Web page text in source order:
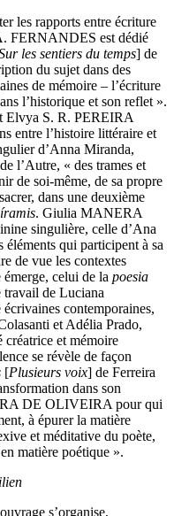
les rapports entre écriture
FERNANDES est dédié
les sentiers du temps] de
du sujet dans des
de mémoire – l’écriture
l’historique et son reflet ».
Elvya S. R. PEREIRA
entre l’histoire littéraire et
d’Anna Miranda,
l’Autre, « des trames et
de soi-même, de sa propre
dans une deuxième
. Giulia MANERA
singulière, celle d’Ana
qui participent à sa
de vue les contextes
celui de la poesia
de Luciana
contemporaines,
et Adélia Prado,
et mémoire
se révèle de façon
[Plusieurs voix] de Ferreira
dans son
DE OLIVEIRA pour qui
à épurer la matière
et méditative du poète,
matière poétique ».
s’organise,